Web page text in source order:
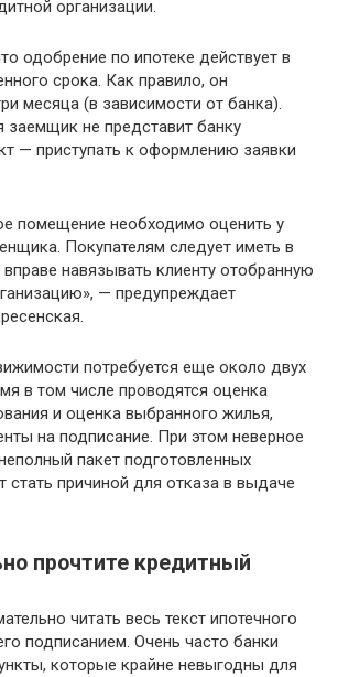
организации.
одобрение по ипотеке действует в
срока. Как правило, он
месяца (в зависимости от банка).
заемщик не представит банку
— приступать к оформлению заявки
помещение необходимо оценить у
Покупателям следует иметь в
навязывать клиенту отобранную
— предупреждает
потребуется еще около двух
в том числе проводятся оценка
и оценка выбранного жилья,
на подписание. При этом неверное
пакет подготовленных
стать причиной для отказа в выдаче
прочтите кредитный
читать весь текст ипотечного
подписанием. Очень часто банки
которые крайне невыгодны для